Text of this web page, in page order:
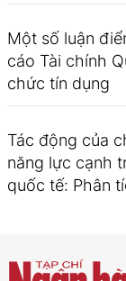
Một số luận
cáo Tài chính
chức tín dụng
Tác động của
năng lực cạnh
quốc tế: Phân